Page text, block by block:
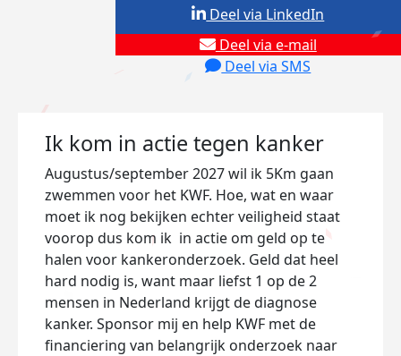
Deel via e-mail
Deel via SMS
Deel via LinkedIn
Ik kom in actie tegen kanker
Augustus/september 2027 wil ik 5Km gaan
zwemmen voor het KWF. Hoe, wat en waar
moet ik nog bekijken echter veiligheid staat
voorop dus kom ik in actie om geld op te
halen voor kankeronderzoek. Geld dat heel
hard nodig is, want maar liefst 1 op de 2
mensen in Nederland krijgt de diagnose
kanker. Sponsor mij en help KWF met de
financiering van belangrijk onderzoek naar